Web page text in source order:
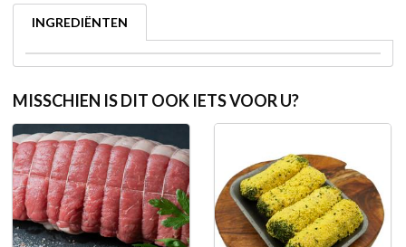
INGREDIËNTEN
MISSCHIEN IS DIT OOK IETS VOOR U?